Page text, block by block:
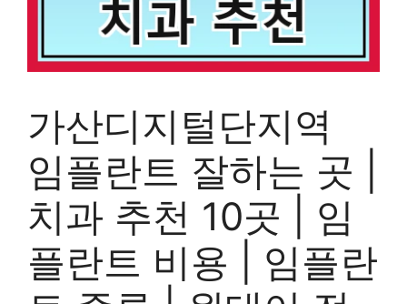
가산디지털단지역
임플란트 잘하는 곳 |
치과 추천 10곳 | 임
플란트 비용 | 임플란